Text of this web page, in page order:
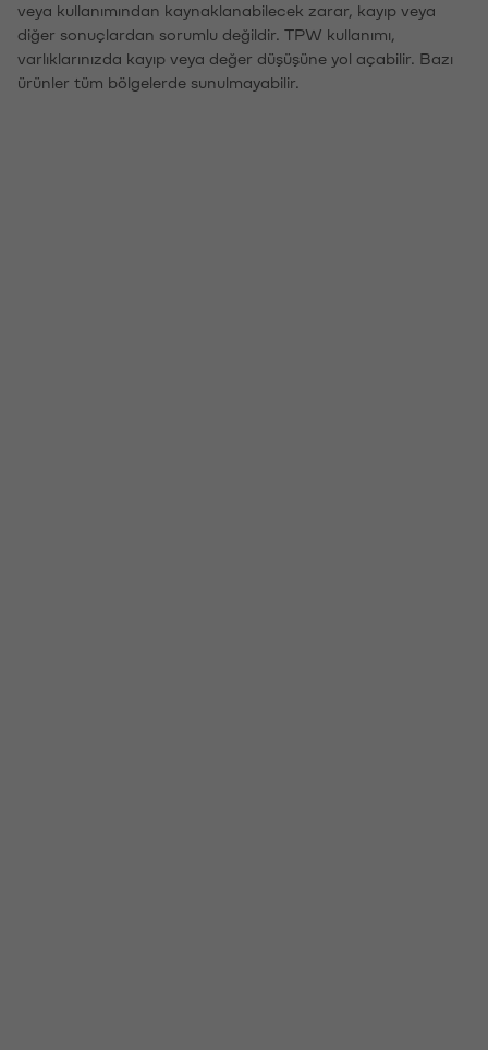
veya kullanımından kaynaklanabilecek zarar, kayıp veya
diğer sonuçlardan sorumlu değildir. TPW kullanımı,
varlıklarınızda kayıp veya değer düşüşüne yol açabilir. Bazı
ürünler tüm bölgelerde sunulmayabilir.